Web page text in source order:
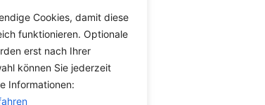
Cookies, damit diese
funktionieren. Optionale
erst nach Ihrer
können Sie jederzeit
Informationen:
/
auf Rekordniveau:
2024